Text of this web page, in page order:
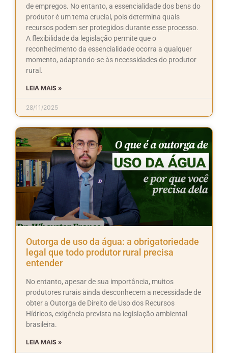
de empregos. No entanto, a essencialidade dos bens do
produtor é um tema crucial, pois determina quais
recursos podem ser protegidos durante esse processo.
A flexibilidade da legislação permite que o
reconhecimento da essencialidade ocorra a qualquer
momento, adaptando-se às necessidades do produtor
rural.
LEIA MAIS »
28/11/2025
Outorga de uso da água: a obrigatoriedade
legal que todo produtor rural precisa
entender
No entanto, apesar de sua importância, muitos
produtores rurais ainda desconhecem a necessidade de
obter a Outorga de Direito de Uso dos Recursos
Hídricos, exigência prevista na legislação ambiental
brasileira.
LEIA MAIS »